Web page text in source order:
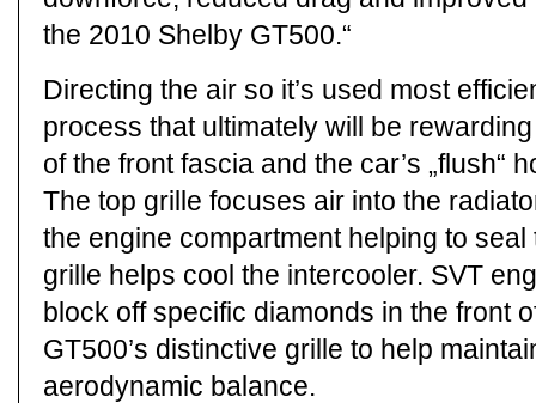
the 2010 Shelby GT500.“
Directing the air so it’s used most
process that ultimately will be
of the front fascia and the car’s „flush“
The top grille focuses air into the
the engine compartment helping to
grille helps cool the intercooler. SVT
block off specific diamonds in the front
GT500’s distinctive grille to help
aerodynamic balance.